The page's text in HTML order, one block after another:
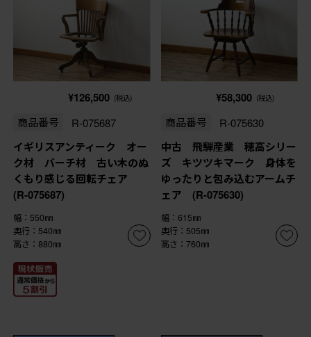
¥126,500 (税込)
商品番号 R-075687
イギリスアンティーク オー
ク材 バーチ材 古い木のぬ
くもり感じる回転チェア
(R-075687)
幅：550㎜
奥行：540㎜
高さ：880㎜
¥58,300 (税込)
商品番号 R-075630
中古 飛騨産業 穂高シリー
ズ キツツキマーク 身体を
ゆったりと包み込むアームチ
ェア (R-075630)
幅：615㎜
奥行：505㎜
高さ：760㎜